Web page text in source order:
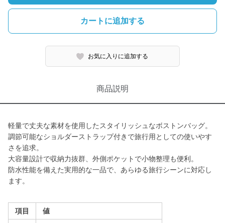
カートに追加する
お気に入りに追加する
商品説明
軽量で丈夫な素材を使用したスタイリッシュなボストンバッグ。
調節可能なショルダーストラップ付きで旅行用としての使いやす
さを追求。
大容量設計で収納力抜群、外側ポケットで小物整理も便利。
防水性能を備えた実用的な一品で、あらゆる旅行シーンに対応し
ます。
項目 値